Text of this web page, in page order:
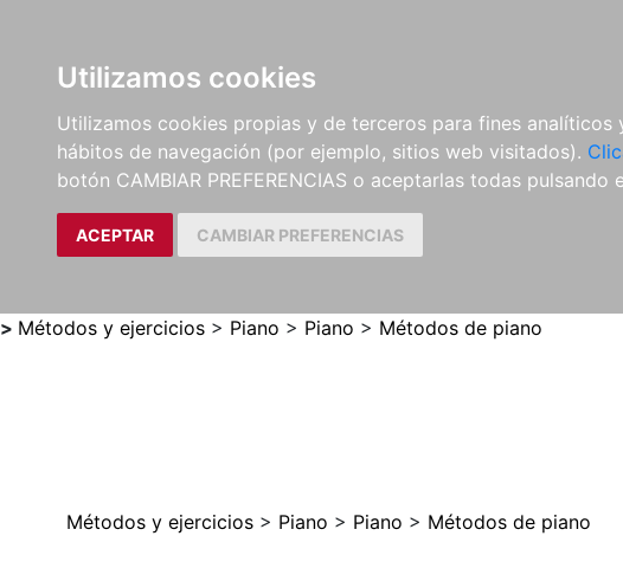
Utilizamos cookies
Utilizamos cookies propias y de terceros para fines
hábitos de navegación (por ejemplo, sitios web visitados).
botón CAMBIAR PREFERENCIAS o aceptarlas todas pulsando
ACEPTAR CAMBIAR PREFERENCIAS
LIBROS
MÉTODOS Y
EJERCICIOS
PARTITURAS Y EDICIONES
CRÍTICAS
> Métodos y ejercicios > Piano > Piano > Métodos de piano
Métodos y ejercicios > Piano > Piano > Métodos de piano